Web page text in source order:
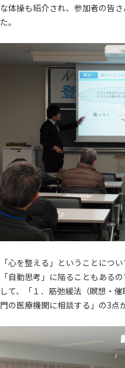
な体操も紹介され、参加者の皆
た。
「心を整える」ということにつ
「自動思考」に陥ることもある
して、「１．筋弛緩法（瞑想・
門の医療機関に相談する」の3点